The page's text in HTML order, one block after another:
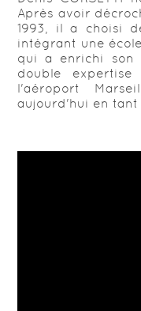
Après avoir
1993, il a choisi
intégrant une
qui a enrichi son
double
l'aéroport
aujourd'hui en